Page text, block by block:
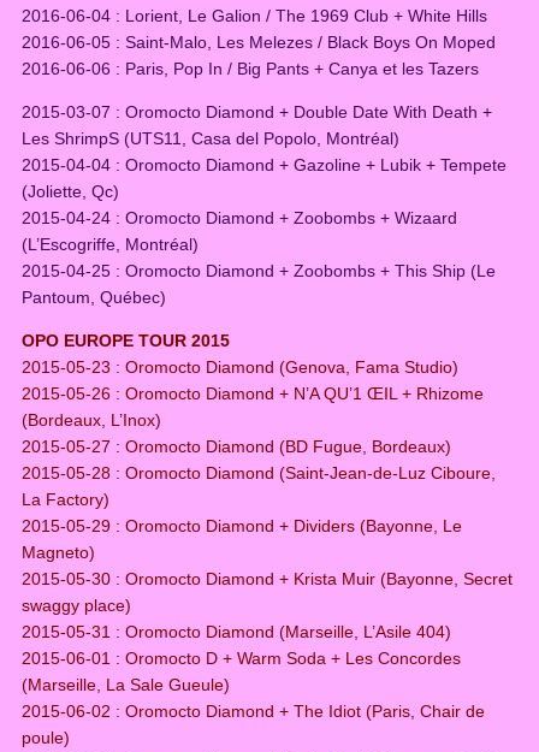
2016-06-04 : Lorient, Le Galion / The 1969 Club + White Hills
2016-06-05 : Saint-Malo, Les Melezes / Black Boys On Moped
2016-06-06 : Paris, Pop In / Big Pants + Canya et les Tazers
2015-03-07 : Oromocto Diamond + Double Date With Death +
Les ShrimpS (UTS11, Casa del Popolo, Montréal)
2015-04-04 : Oromocto Diamond + Gazoline + Lubik + Tempete
(Joliette, Qc)
2015-04-24 : Oromocto Diamond + Zoobombs + Wizaard
(L’Escogriffe, Montréal)
2015-04-25 : Oromocto Diamond + Zoobombs + This Ship (Le
Pantoum, Québec)
OPO EUROPE TOUR 2015
2015-05-23 : Oromocto Diamond (Genova, Fama Studio)
2015-05-26 : Oromocto Diamond + N’A QU’1 ŒIL + Rhizome
(Bordeaux, L’Inox)
2015-05-27 : Oromocto Diamond (BD Fugue, Bordeaux)
2015-05-28 : Oromocto Diamond (Saint-Jean-de-Luz Ciboure,
La Factory)
2015-05-29 : Oromocto Diamond + Dividers (Bayonne, Le
Magneto)
2015-05-30 : Oromocto Diamond + Krista Muir (Bayonne, Secret
swaggy place)
2015-05-31 : Oromocto Diamond (Marseille, L’Asile 404)
2015-06-01 : Oromocto D + Warm Soda + Les Concordes
(Marseille, La Sale Gueule)
2015-06-02 : Oromocto Diamond + The Idiot (Paris, Chair de
poule)